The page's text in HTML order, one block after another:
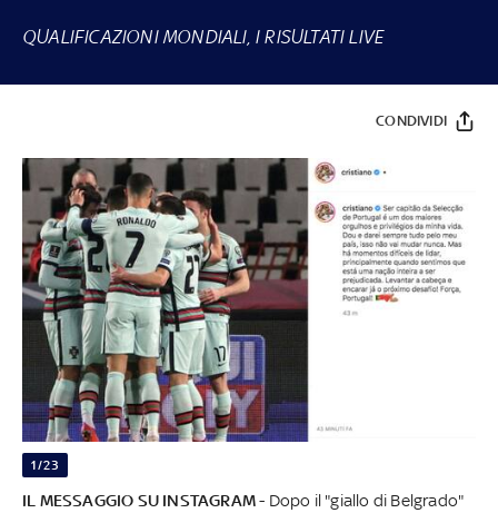
QUALIFICAZIONI MONDIALI, I RISULTATI LIVE
CONDIVIDI
1/23
IL MESSAGGIO SU INSTAGRAM- Dopo il "giallo di Belgrado"